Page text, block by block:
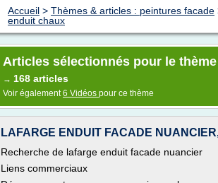
Accueil > Thèmes & articles : peintures facade
enduit chaux
Articles sélectionnés pour le
→ 168 articles
Voir également6 Vidéos pour ce thème
LAFARGE ENDUIT FACADE
Recherche de lafarge enduit facade nuancier
Liens commerciaux